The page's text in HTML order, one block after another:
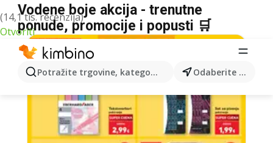
(14,1 tis. recenzija)
Otvoriti
Potražite trgovine, kategorije, proizvode... Odaberite grad
Vodene boje akcija - trenutne
ponude, promocije i popusti 🛒